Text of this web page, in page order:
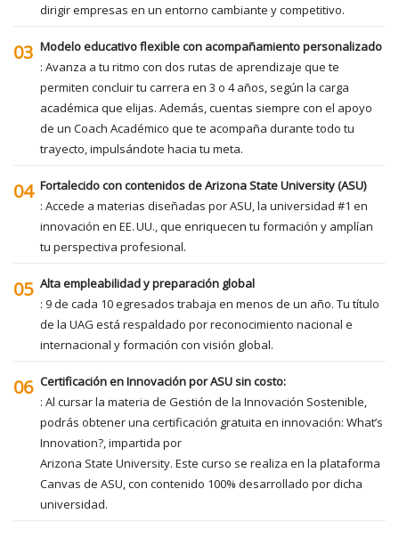
dirigir empresas en un entorno cambiante y competitivo.
03 Modelo educativo flexible con acompañamiento personalizado
: Avanza a tu ritmo con dos rutas de aprendizaje que te
permiten concluir tu carrera en 3 o 4 años, según la carga
académica que elijas. Además, cuentas siempre con el apoyo
de un Coach Académico que te acompaña durante todo tu
trayecto, impulsándote hacia tu meta.
04 Fortalecido con contenidos de Arizona State University (ASU)
: Accede a materias diseñadas por ASU, la universidad #1 en
innovación en EE. UU., que enriquecen tu formación y amplían
tu perspectiva profesional.
05 Alta empleabilidad y preparación global
: 9 de cada 10 egresados trabaja en menos de un año. Tu título
de la UAG está respaldado por reconocimiento nacional e
internacional y formación con visión global.
06 Certificación en Innovación por ASU sin costo:
: Al cursar la materia de Gestión de la Innovación Sostenible,
podrás obtener una certificación gratuita en innovación: What’s
Innovation?, impartida por
Arizona State University. Este curso se realiza en la plataforma
Canvas de ASU, con contenido 100% desarrollado por dicha
universidad.